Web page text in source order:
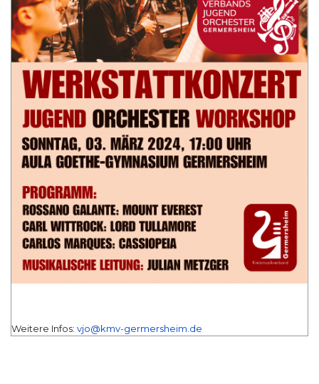
Weitere Infos: vjo@kmv-germersheim.de